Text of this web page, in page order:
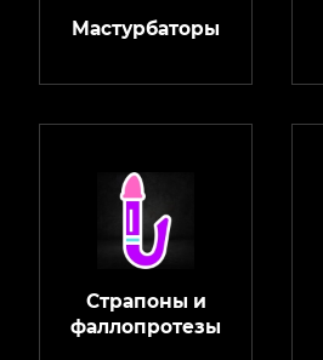
Мастурбаторы
Страпоны и
фаллопротезы